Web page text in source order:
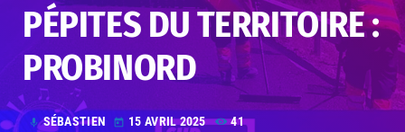
PÉPITES DU TERRITOIRE :
PROBINORD
mic SÉBASTIEN today 15 AVRIL 2025 41